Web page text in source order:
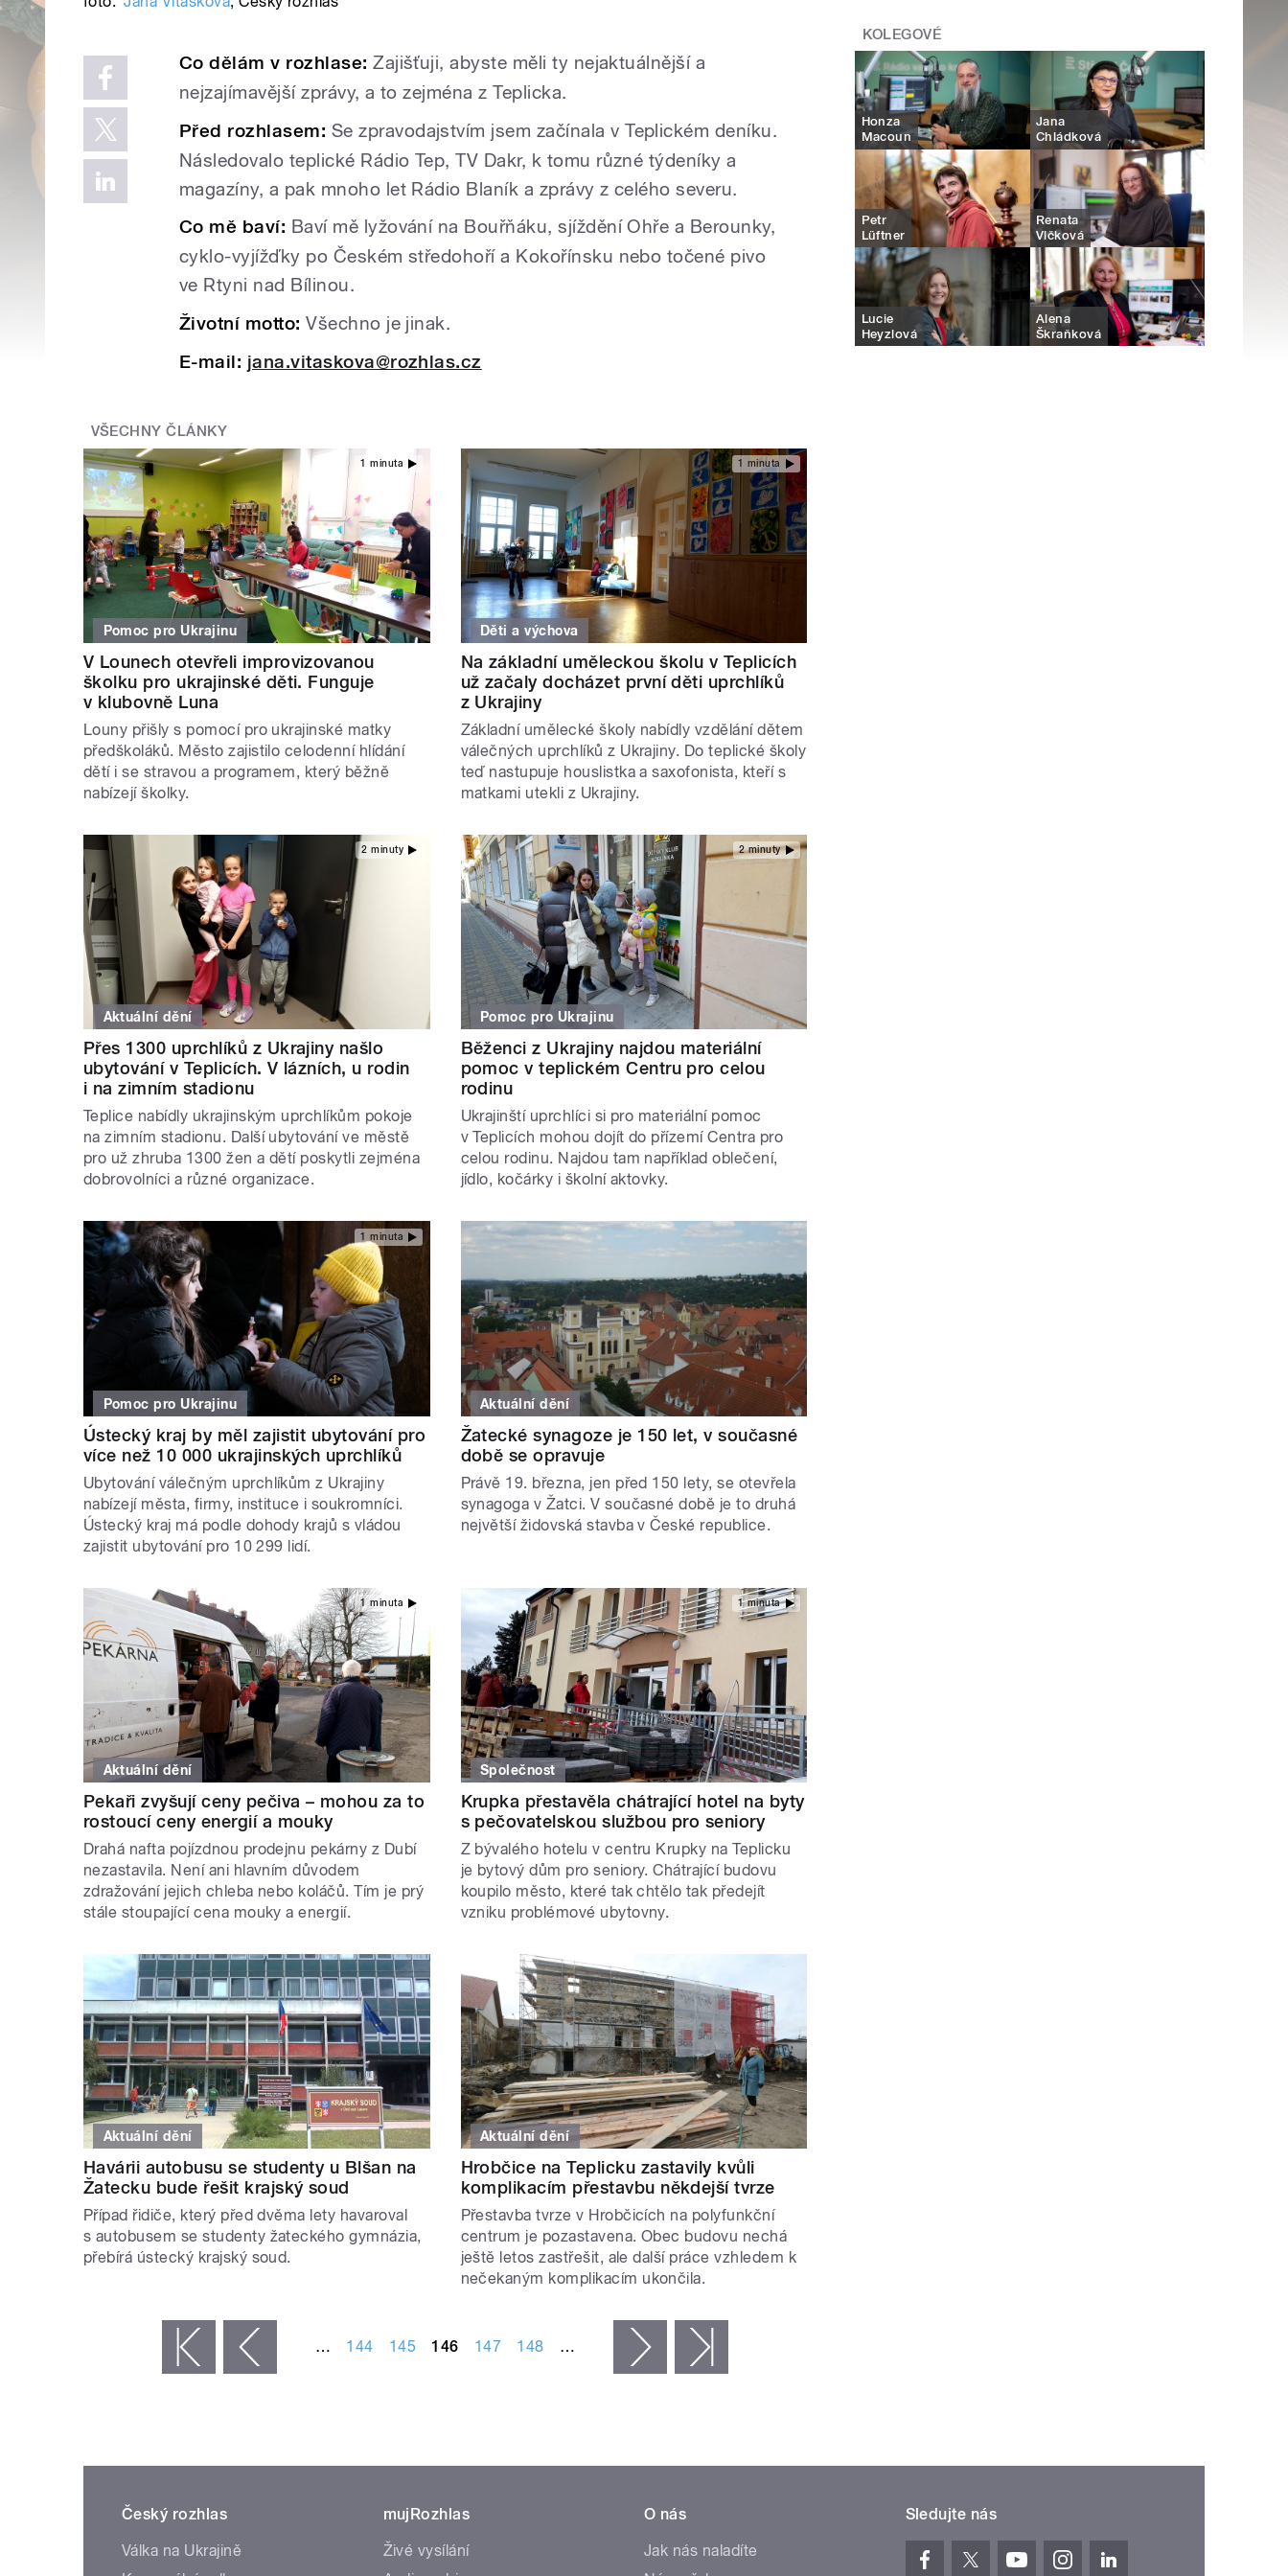
Co dělám v rozhlase:Zajišťuji, abyste měli ty nejaktuálnější a
nejzajímavější zprávy, a to zejména z Teplicka.
Před rozhlasem: Sezpravodajstvím jsem začínala v Teplickém deníku.
Následovalo teplické Rádio Tep, TV Dakr, k tomu různé týdeníky a
magazíny, a pak mnoho let Rádio Blaník a zprávy z celého severu.
Co mě baví: Baví mě lyžování na Bouřňáku, sjíždění Ohře a Berounky,
cyklo-vyjížďky po Českém středohoří a Kokořínsku nebo točené pivo
ve Rtyni nad Bílinou.
Životní motto: Všechno je jinak.
E-mail: jana.vitaskova@rozhlas.cz
VŠECHNY ČLÁNKY
1 minuta
Pomoc pro Ukrajinu
V Lounech otevřeli improvizovanou
školku pro ukrajinské děti. Funguje
v klubovně Luna
Louny přišly s pomocí pro ukrajinské matky
předškoláků. Město zajistilo celodenní hlídání
dětí i se stravou a programem, který běžně
nabízejí školky.
1 minuta
Děti a výchova
Na základní uměleckou školu v Teplicích
už začaly docházet první děti uprchlíků
z Ukrajiny
Základní umělecké školy nabídly vzdělání dětem
válečných uprchlíků z Ukrajiny. Do teplické školy
teď nastupuje houslistka a saxofonista, kteří s
matkami utekli z Ukrajiny.
2 minuty
Aktuální dění
Přes 1300 uprchlíků z Ukrajiny našlo
ubytování v Teplicích. V lázních, u rodin
i na zimním stadionu
Teplice nabídly ukrajinským uprchlíkům pokoje
na zimním stadionu. Další ubytování ve městě
pro už zhruba 1300 žen a dětí poskytli zejména
dobrovolníci a různé organizace.
2 minuty
Pomoc pro Ukrajinu
Běženci z Ukrajiny najdou materiální
pomoc v teplickém Centru pro celou
rodinu
Ukrajinští uprchlíci si pro materiální pomoc
v Teplicích mohou dojít do přízemí Centra pro
celou rodinu. Najdou tam například oblečení,
jídlo, kočárky i školní aktovky.
1 minuta
Pomoc pro Ukrajinu
Ústecký kraj by měl zajistit ubytování pro
více než 10 000 ukrajinských uprchlíků
Ubytování válečným uprchlíkům z Ukrajiny
nabízejí města, firmy, instituce i soukromníci.
Ústecký kraj má podle dohody krajů s vládou
zajistit ubytování pro 10 299 lidí.
Aktuální dění
Žatecké synagoze je 150 let, v současné
době se opravuje
Právě 19. března, jen před 150 lety, se otevřela
synagoga v Žatci. V současné době je to druhá
největší židovská stavba v České republice.
1 minuta
Aktuální dění
Pekaři zvyšují ceny pečiva – mohou za to
rostoucí ceny energií a mouky
Drahá nafta pojízdnou prodejnu pekárny z Dubí
nezastavila. Není ani hlavním důvodem
zdražování jejich chleba nebo koláčů. Tím je prý
stále stoupající cena mouky a energií.
1 minuta
Společnost
Krupka přestavěla chátrající hotel na byty
s pečovatelskou službou pro seniory
Z bývalého hotelu v centru Krupky na Teplicku
je bytový dům pro seniory. Chátrající budovu
koupilo město, které tak chtělo tak předejít
vzniku problémové ubytovny.
Aktuální dění
Havárii autobusu se studenty u Blšan na
Žatecku bude řešit krajský soud
Případ řidiče, který před dvěma lety havaroval
s autobusem se studenty žateckého gymnázia,
přebírá ústecký krajský soud.
Aktuální dění
Hrobčice na Teplicku zastavily kvůli
komplikacím přestavbu někdejší tvrze
Přestavba tvrze v Hrobčicích na polyfunkční
centrum je pozastavena. Obec budovu nechá
ještě letos zastřešit, ale další práce vzhledem k
nečekaným komplikacím ukončila.
‹ předchozí … 144 145 146 147 148 … následující ›
KOLEGOVÉ
Honza
Macoun
Jana
Chládková
Petr
Lüftner
Renata
Vlčková
Lucie
Heyzlová
Alena
Škraňková
Český rozhlas
Válka na Ukrajině
mujRozhlas
Živé vysílání
O nás
Jak nás naladíte
Sledujte nás